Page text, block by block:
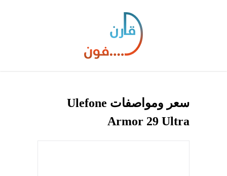
سعر ومواصفات Ulefone
Armor 29 Ultra